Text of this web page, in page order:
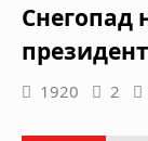
Снегопад
1920 2